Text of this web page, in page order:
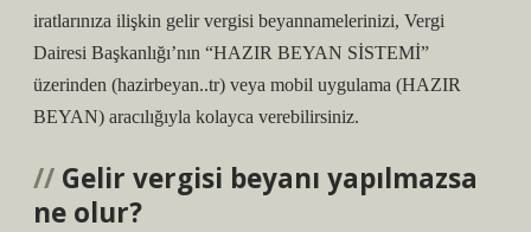
iratlarınıza ilişkin gelir vergisi beyannamelerinizi, Vergi
Dairesi Başkanlığı’nın “HAZIR BEYAN SİSTEMİ”
üzerinden (hazirbeyan..tr) veya mobil uygulama (HAZIR
BEYAN) aracılığıyla kolayca verebilirsiniz.
Gelir vergisi beyanı yapılmazsa
ne olur?